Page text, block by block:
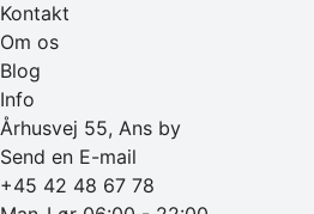
Kontakt
Om os
Blog
Info
Århusvej 55, Ans by
Send en E-mail
+45 42 48 67 78